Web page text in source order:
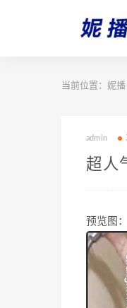
当前位置： 妮播
admin
超人
预览图：